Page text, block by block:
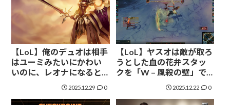
【LoL】俺のデュオは相手
はユーミみたいにかわい
いのに、レオナになると
狂ってしまうんだが2025.12.29 0
【LoL】ヤスオは敵が取ろ
うとした血の花弁スタッ
クを「W – 風殺の壁」で
消せる。メルなら盗める
2025.12.22 0